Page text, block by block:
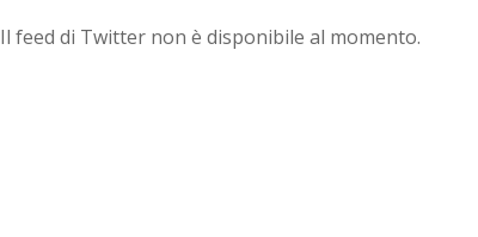
Il feed di Twitter non è disponibile al momento.